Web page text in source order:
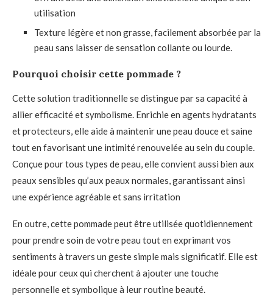
utilisation
Texture légère et non grasse, facilement absorbée par la
peau sans laisser de sensation collante ou lourde.
Pourquoi choisir cette pommade ?
Cette solution traditionnelle se distingue par sa capacité à
allier efficacité et symbolisme. Enrichie en agents hydratants
et protecteurs, elle aide à maintenir une peau douce et saine
tout en favorisant une intimité renouvelée au sein du couple.
Conçue pour tous types de peau, elle convient aussi bien aux
peaux sensibles qu’aux peaux normales, garantissant ainsi
une expérience agréable et sans irritation
En outre, cette pommade peut être utilisée quotidiennement
pour prendre soin de votre peau tout en exprimant vos
sentiments à travers un geste simple mais significatif. Elle est
idéale pour ceux qui cherchent à ajouter une touche
personnelle et symbolique à leur routine beauté.